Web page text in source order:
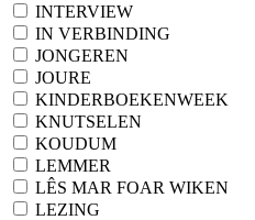
INTERVIEW
IN VERBINDING
JONGEREN
JOURE
KINDERBOEKENWEEK
KNUTSELEN
KOUDUM
LEMMER
LÊS MAR FOAR WIKEN
LEZING